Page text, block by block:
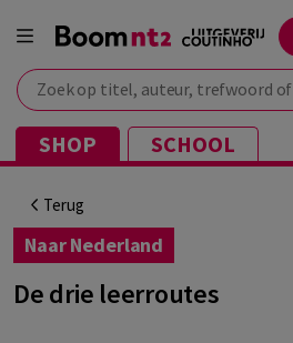
Zoek op titel, auteur, trefwoord of ISBN
SHOP SCHOOL
Terug
Naar Nederland
De drie leerroutes